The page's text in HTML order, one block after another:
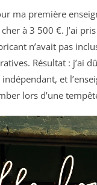
ma première
à 3 500 €. J’ai
n’avait pas
Résultat : j’ai
et
lors d’une